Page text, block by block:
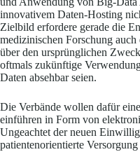
innovativem Daten-Hosting
Zielbild erfordere gerade die
medizinischen Forschung
über den ursprünglichen
oftmals zukünftige
Daten absehbar seien.
Die Verbände wollen dafür
einführen in Form von
Ungeachtet der neuen
patientenorientierte